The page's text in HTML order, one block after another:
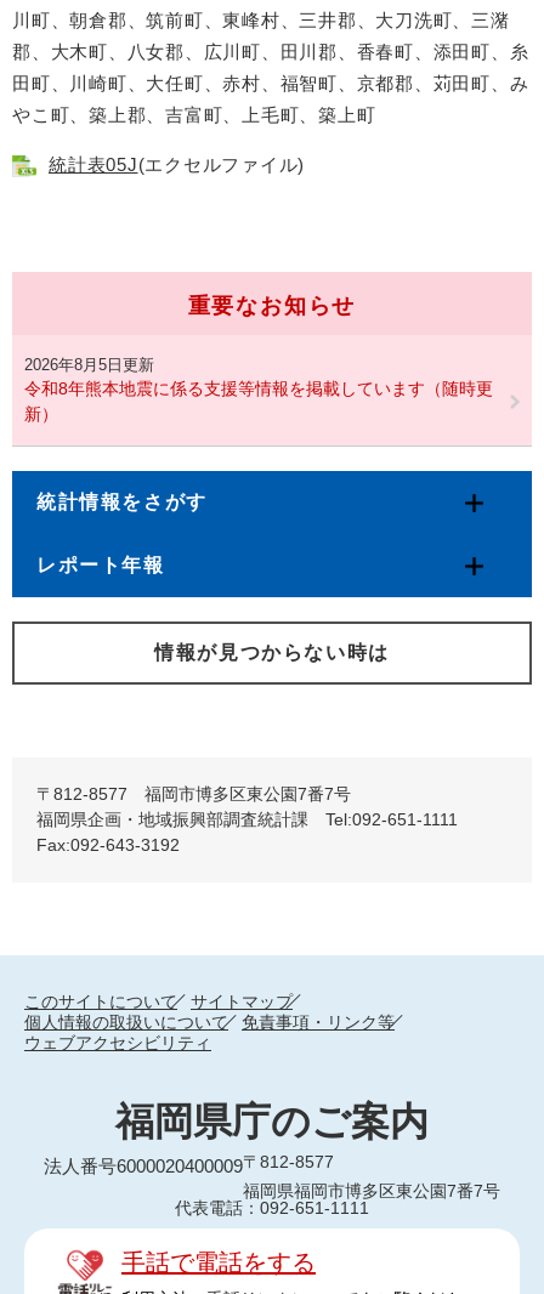
川町、朝倉郡、筑前町、東峰村、三井郡、大刀洗町、三潴
郡、大木町、八女郡、広川町、田川郡、香春町、添田町、糸
田町、川崎町、大任町、赤村、福智町、京都郡、苅田町、み
やこ町、築上郡、吉富町、上毛町、築上町
統計表05J(エクセルファイル)
重要なお知らせ
2026年8月5日更新
令和8年熊本地震に係る支援等情報を掲載しています（随時更
新）
統計情報をさがす
レポート年報
情報が見つからない時は
〒812-8577 福岡市博多区東公園7番7号
福岡県企画・地域振興部調査統計課 Tel:092-651-1111
Fax:092-643-3192
このサイトについて
サイトマップ
個人情報の取扱いについて
免責事項・リンク等
ウェブアクセシビリティ
福岡県庁のご案内
法人番号6000020400009〒812-8577
福岡県福岡市博多区東公園7番7号
代表電話：092-651-1111
手話で電話をする